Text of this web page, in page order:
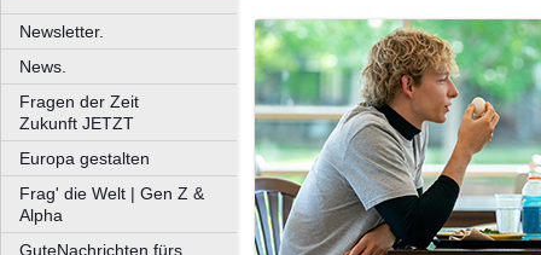
Newsletter.
News.
Fragen der Zeit
Zukunft JETZT
Europa gestalten
Frag' die Welt | Gen Z &
Alpha
GuteNachrichten fürs